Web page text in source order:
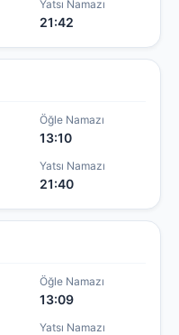
Yatsı Namazı
21:42
Öğle Namazı
13:10
Yatsı Namazı
21:40
Öğle Namazı
13:09
Yatsı Namazı